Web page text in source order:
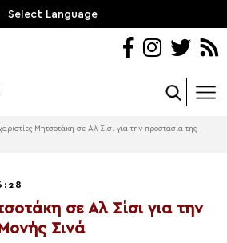
Select Language
Μητσοτάκη σε Αλ Σίσι για την προστασία της
σε Αλ Σίσι για την
Σινά